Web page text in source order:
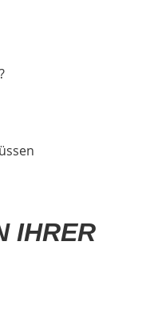
IHRER